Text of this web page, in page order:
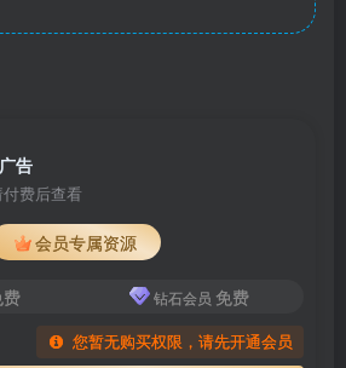
告
费后查看
会员专属资源
钻石会员 免费
您暂无购买权限，请先开通会员